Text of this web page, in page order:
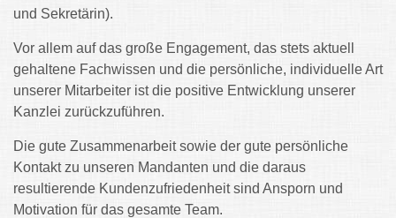
und Sekretärin).
Vor allem auf das große Engagement, das stets aktuell
gehaltene Fachwissen und die persönliche, individuelle Art
unserer Mitarbeiter ist die positive Entwicklung unserer
Kanzlei zurückzuführen.
Die gute Zusammenarbeit sowie der gute persönliche
Kontakt zu unseren Mandanten und die daraus
resultierende Kundenzufriedenheit sind Ansporn und
Motivation für das gesamte Team.